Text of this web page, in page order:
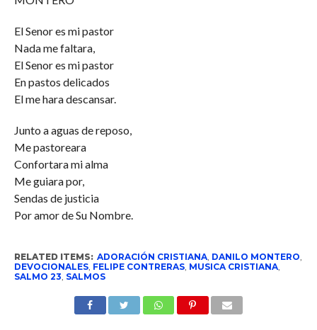
El Senor es mi pastor
Nada me faltara,
El Senor es mi pastor
En pastos delicados
El me hara descansar.
Junto a aguas de reposo,
Me pastoreara
Confortara mi alma
Me guiara por,
Sendas de justicia
Por amor de Su Nombre.
RELATED ITEMS: ADORACIÓN CRISTIANA, DANILO MONTERO,
DEVOCIONALES, FELIPE CONTRERAS, MUSICA CRISTIANA,
SALMO 23, SALMOS